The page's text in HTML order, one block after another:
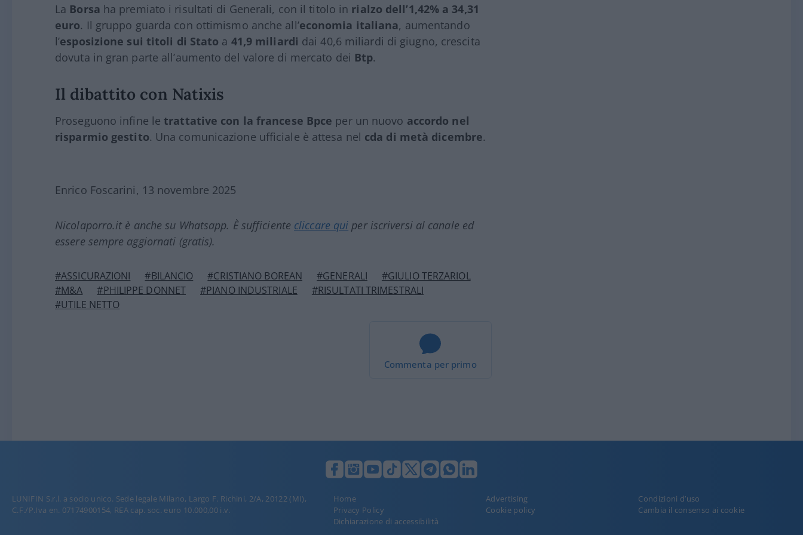
La Borsa ha premiato i risultati di Generali, con il titolo in rialzo dell’1,42% a 34,31
euro. Il gruppo guarda con ottimismo anche all’economia italiana, aumentando
l’esposizione sui titoli di Stato a 41,9 miliardi dai 40,6 miliardi di giugno, crescita
dovuta in gran parte all’aumento del valore di mercato dei Btp.
Il dibattito con Natixis
Proseguono infine letrattative con la francese Bpce per un nuovo accordo nel
risparmio gestito. Una comunicazione ufficiale è attesa nel cda di metà dicembre.
Enrico Foscarini, 13 novembre 2025
Nicolaporro.it è anche su Whatsapp. È sufficiente cliccare qui per iscriversi al canale ed
essere sempre aggiornati (gratis).
#ASSICURAZIONI #BILANCIO #CRISTIANO BOREAN #GENERALI
#GIULIO TERZARIOL
#M&A
#PHILIPPE DONNET #PIANO INDUSTRIALE
#RISULTATI TRIMESTRALI
#UTILE NETTO
Commenta per primo
LUNIFIN S.r.l. a socio unico. Sede legale Milano, Largo F. Richini, 2/A, 20122 (MI),
C.F./P.Iva en. 07174900154, REA cap. soc. euro 10.000,00 i.v.
Home Advertising
Condizioni d’uso
Privacy Policy
Cookie policy
Cambia il consenso ai cookie
Dichiarazione di accessibilità